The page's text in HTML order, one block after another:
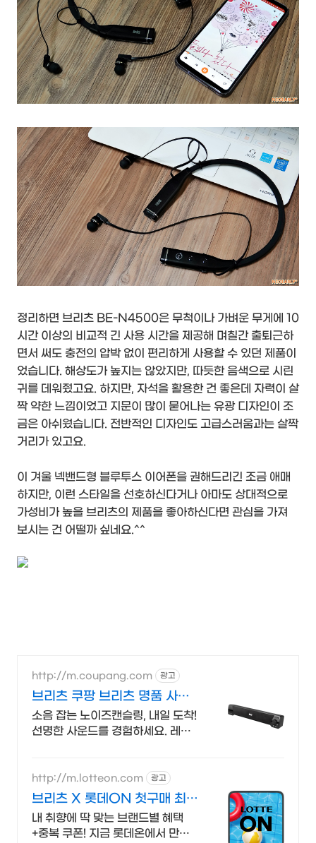
정리하면 브리츠 BE-N4500은 무척이나 가벼운 무게에 10
시간 이상의 비교적 긴 사용 시간을 제공해 며칠간 출퇴근하
면서 써도 충전의 압박 없이 편리하게 사용할 수 있던 제품이
었습니다. 해상도가 높지는 않았지만, 따듯한 음색으로 시린
귀를 데워줬고요. 하지만, 자석을 활용한 건 좋은데 자력이 살
짝 약한 느낌이었고 지문이 많이 묻어나는 유광 디자인이 조
금은 아쉬웠습니다. 전반적인 디자인도 고급스러움과는 살짝
거리가 있고요.
이 겨울 넥밴드형 블루투스 이어폰을 권해드리긴 조금 애매
하지만, 이런 스타일을 선호하신다거나 아마도 상대적으로
가성비가 높을 브리츠의 제품을 좋아하신다면 관심을 가져
보시는 건 어떨까 싶네요.^^
http://m.coupang.com 광고
브리츠 쿠팡 브리츠 명품 사운
드
소음 잡는 노이즈캔슬링, 내일 도착!
선명한 사운드를 경험하세요. 레트
http://m.lotteon.com 광고
브리츠 X 롯데ON 첫구매 최대
5천원 혜택!
내 취향에 딱 맞는 브랜드별 혜택
+중복 쿠폰! 지금 롯데온에서 만나